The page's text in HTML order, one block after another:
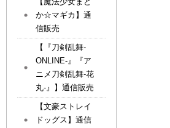
か☆マギカ】通
信販売
【『刀剣乱舞-
ONLINE-』『ア
ニメ刀剣乱舞-花
丸-』】通信販売
【文豪ストレイ
ドッグス】通信